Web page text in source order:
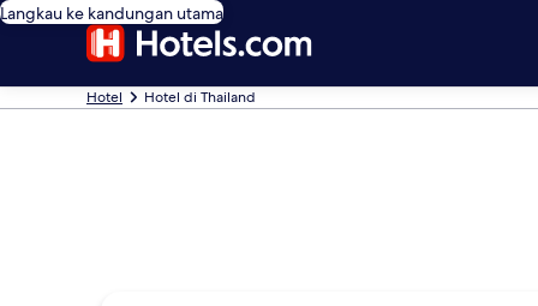
Langkau ke kandungan utama
Hotel Hotel di Thailand